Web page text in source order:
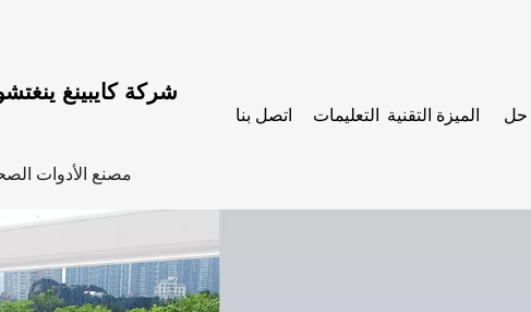
شركة كايبينغ
مصنع الأدوات الصحية
حل الميزة التقنية التعليمات اتصل بنا